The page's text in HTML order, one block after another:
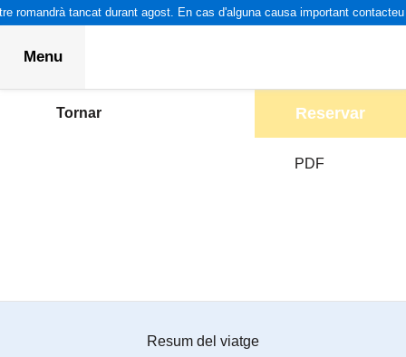
romandrà tancat durant agost. En cas d'alguna causa important
Menu
Tornar Reservar
PDF
Resum del viatge